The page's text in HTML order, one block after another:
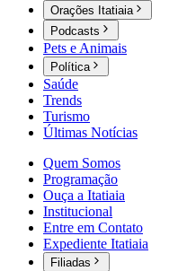
Orações Itatiaia
Podcasts
Pets e Animais
Política
Saúde
Trends
Turismo
Últimas Notícias
Quem Somos
Programação
Ouça a Itatiaia
Institucional
Entre em Contato
Expediente Itatiaia
Filiadas